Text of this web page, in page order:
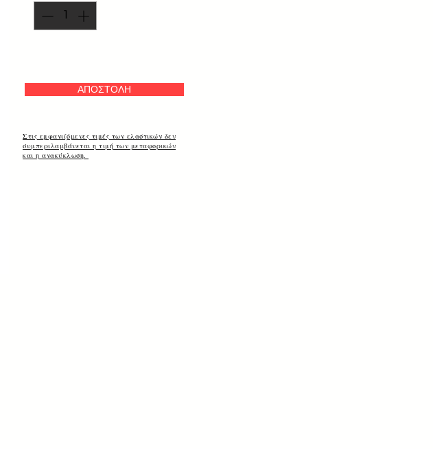
ΑΠΟΣΤΟΛΗ
Στις εμφανιζόμενες τιμές των ελαστικών δεν
συμπεριλαμβάνεται η τιμή των μεταφορικών
και η ανακύκλωση.